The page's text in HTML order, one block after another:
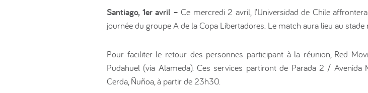
Santiago, 1er avril –Ce mercredi 2 avril, l’Universidad de Chile
journée du groupe A de la Copa Libertadores. Le match aura lieu au
Pour faciliter le retour des personnes participant à la réunion, Red
Pudahuel (via Alameda). Ces services partiront de Parada 2 /
Cerda, Ñuñoa, à partir de 23h30.